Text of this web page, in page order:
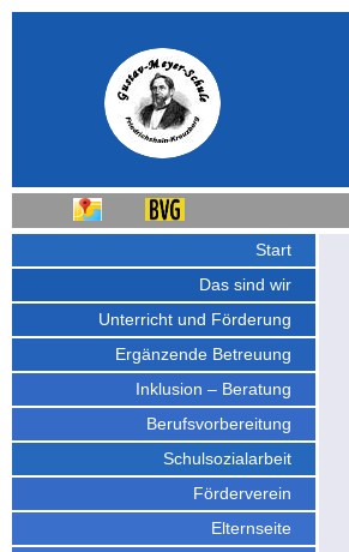
Start
Das sind wir
Unterricht und Förderung
Ergänzende Betreuung
Inklusion – Beratung
Berufsvorbereitung
Schulsozialarbeit
Förderverein
Elternseite